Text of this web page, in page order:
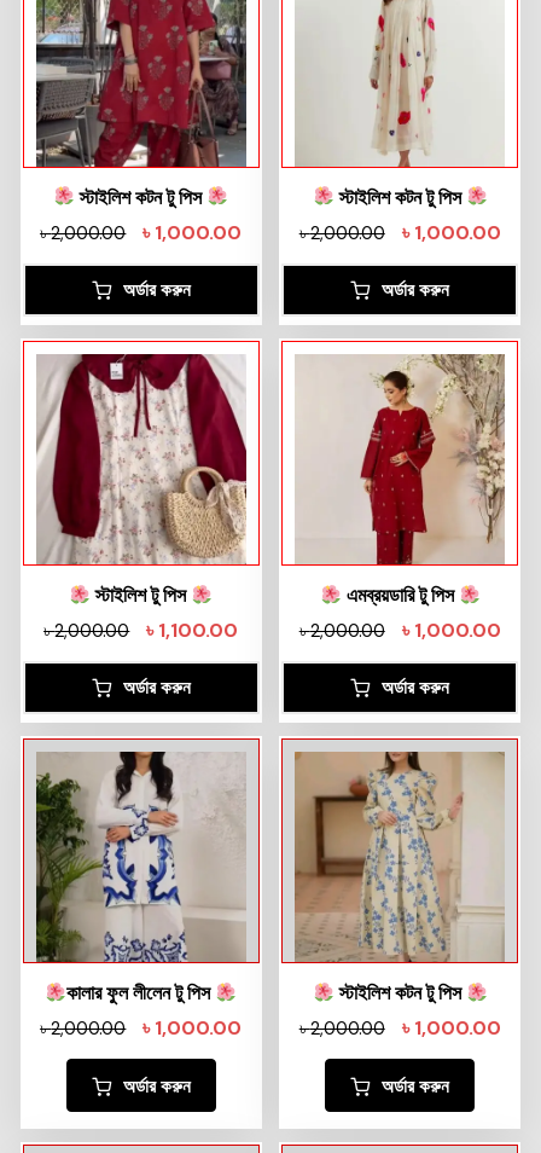
স্টাইলিশ কটন টু পিস
৳2,000.00 ৳1,000.00
অর্ডার করুন
স্টাইলিশ কটন টু পিস
৳2,000.00 ৳1,000.00
অর্ডার করুন
স্টাইলিশ টু পিস
৳2,000.00 ৳1,100.00
অর্ডার করুন
এমব্রয়ডারি টু পিস
৳2,000.00 ৳1,000.00
অর্ডার করুন
কালার ফুল লীলেন টু পিস
৳2,000.00 ৳1,000.00
অর্ডার করুন
স্টাইলিশ কটন টু পিস
৳2,000.00 ৳1,000.00
অর্ডার করুন